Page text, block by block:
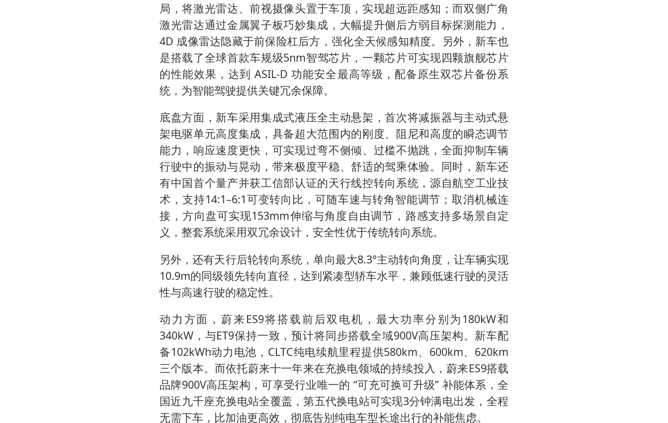
局，将激光雷达、前视摄像头置于车顶，实现超远距感知；而双侧广角
激光雷达通过金属翼子板巧妙集成，大幅提升侧后方弱目标探测能力，
4D 成像雷达隐藏于前保险杠后方，强化全天候感知精度。另外，新车也
是搭载了全球首款车规级5nm智驾芯片，一颗芯片可实现四颗旗舰芯片
的性能效果，达到 ASIL-D 功能安全最高等级，配备原生双芯片备份系
统，为智能驾驶提供关键冗余保障。
底盘方面，新车采用集成式液压全主动悬架，首次将减振器与主动式悬
架电驱单元高度集成，具备超大范围内的刚度、阻尼和高度的瞬态调节
能力，响应速度更快，可实现过弯不侧倾、过槛不抛跳，全面抑制车辆
行驶中的振动与晃动，带来极度平稳、舒适的驾乘体验。同时，新车还
有中国首个量产并获工信部认证的天行线控转向系统，源自航空工业技
术，支持14:1–6:1可变转向比，可随车速与转角智能调节；取消机械连
接，方向盘可实现153mm伸缩与角度自由调节，路感支持多场景自定
义，整套系统采用双冗余设计，安全性优于传统转向系统。
另外，还有天行后轮转向系统，单向最大8.3°主动转向角度，让车辆实现
10.9m的同级领先转向直径，达到紧凑型轿车水平，兼顾低速行驶的灵活
性与高速行驶的稳定性。
动力方面，蔚来ES9将搭载前后双电机，最大功率分别为180kW和
340kW，与ET9保持一致，预计将同步搭载全域900V高压架构。新车配
备102kWh动力电池，CLTC纯电续航里程提供580km、600km、620km
三个版本。而依托蔚来十一年来在充换电领域的持续投入，蔚来ES9搭载
品牌900V高压架构，可享受行业唯一的 “可充可换可升级” 补能体系，全
国近九千座充换电站全覆盖，第五代换电站可实现3分钟满电出发，全程
无需下车，比加油更高效，彻底告别纯电车型长途出行的补能焦虑。